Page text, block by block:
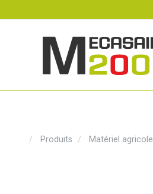
Produits Matériel agricole